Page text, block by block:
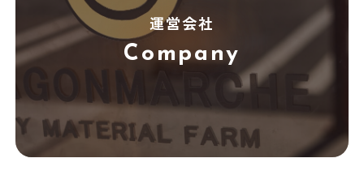
運営会社
Company